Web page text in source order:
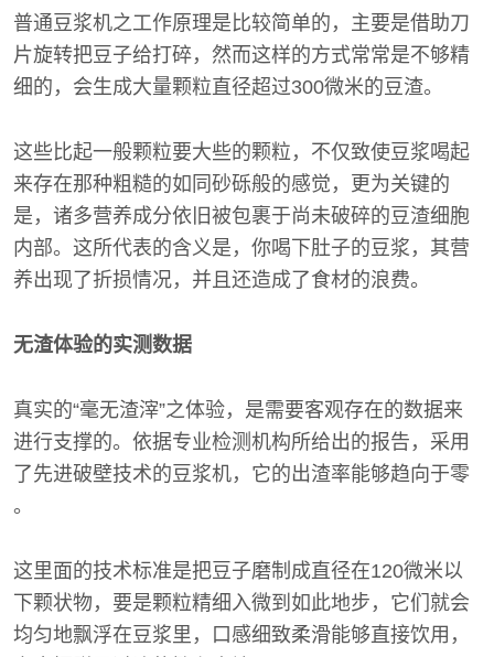
普通豆浆机之工作原理是比较简单的，主要是借助刀
片旋转把豆子给打碎，然而这样的方式常常是不够精
细的，会生成大量颗粒直径超过300微米的豆渣。
这些比起一般颗粒要大些的颗粒，不仅致使豆浆喝起
来存在那种粗糙的如同砂砾般的感觉，更为关键的
是，诸多营养成分依旧被包裹于尚未破碎的豆渣细胞
内部。这所代表的含义是，你喝下肚子的豆浆，其营
养出现了折损情况，并且还造成了食材的浪费。
无渣体验的实测数据
真实的“毫无渣滓”之体验，是需要客观存在的数据来
进行支撑的。依据专业检测机构所给出的报告，采用
了先进破壁技术的豆浆机，它的出渣率能够趋向于零
。
这里面的技术标准是把豆子磨制成直径在120微米以
下颗状物，要是颗粒精细入微到如此地步，它们就会
均匀地飘浮在豆浆里，口感细致柔滑能够直接饮用，